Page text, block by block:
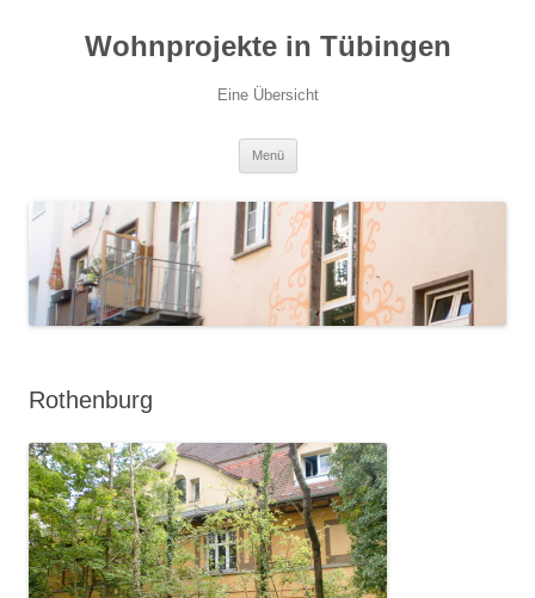
springenWohnprojekte in Tübingen
Eine Übersicht
Menü
Rothenburg